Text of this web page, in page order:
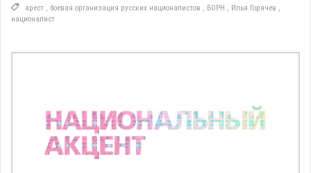
арест , боевая организация русских националистов , БОРН , Илья Горячев ,
националист